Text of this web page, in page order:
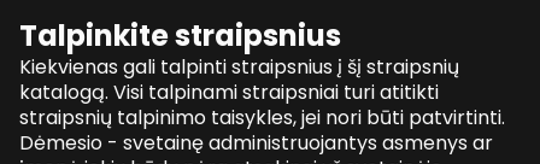
Talpinkite straipsnius
Kiekvienas gali talpinti straipsnius į šį straipsnių
katalogą. Visi talpinami straipsniai turi atitikti
straipsnių talpinimo taisykles, jei nori būti patvirtinti.
Dėmesio - svetainę administruojantys asmenys ar